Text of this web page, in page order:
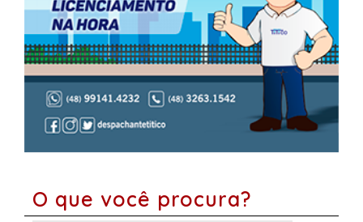
O que você procura?